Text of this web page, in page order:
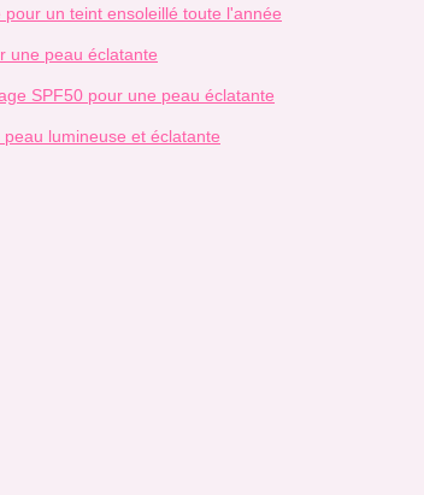
un teint ensoleillé toute l'année
une peau éclatante
SPF50 pour une peau éclatante
lumineuse et éclatante